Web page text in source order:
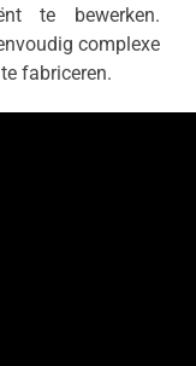
te bewerken.
complexe
fabriceren.